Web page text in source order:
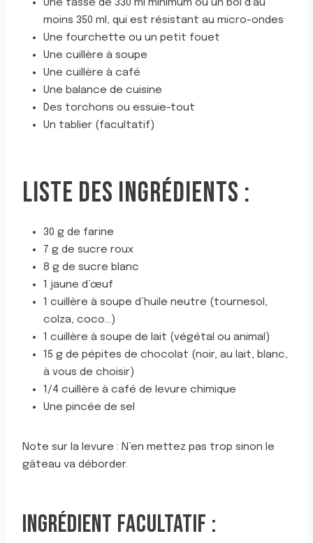
Une tasse de 330 ml minimum ou un bol d’au
moins 350 ml, qui est résistant au micro-ondes
Une fourchette ou un petit fouet
Une cuillère à soupe
Une cuillère à café
Une balance de cuisine
Des torchons ou essuie-tout
Un tablier (facultatif)
LISTE DES INGRÉDIENTS :
30 g de farine
7 g de sucre roux
8 g de sucre blanc
1 jaune d’œuf
1 cuillère à soupe d’huile neutre (tournesol,
colza, coco…)
1 cuillère à soupe de lait (végétal ou animal)
15 g de pépites de chocolat (noir, au lait, blanc,
à vous de choisir)
1/4 cuillère à café de levure chimique
Une pincée de sel
Note sur la levure : N’en mettez pas trop sinon le
gâteau va déborder.
INGRÉDIENT FACULTATIF :